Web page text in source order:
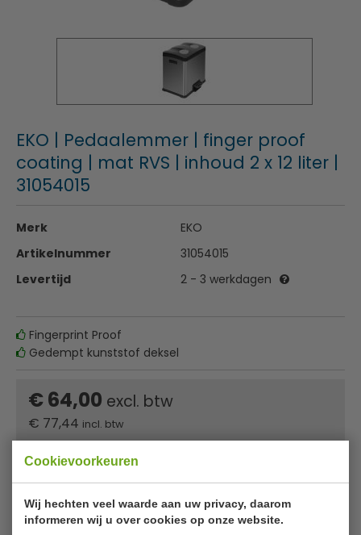
Cookievoorkeuren
Wij hechten veel waarde aan uw privacy, daarom
informeren wij u over cookies op onze website.
EKO | Pedaalemmer | finger proof
coating | mat RVS | inhoud 2 x 12 liter |
31054015
Merk
EKO
Artikelnummer
31054015
Levertijd
2 - 3 werkdagen
Fingerprint Proof
Gedempt kunststof deksel
€ 64,00 excl. btw
€ 77,44 incl. btw
In winkelwagentje
Ofbetaal25,81in 3 termijnen met Klarna